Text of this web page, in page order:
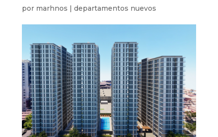
por marhnos | departamentos nuevos